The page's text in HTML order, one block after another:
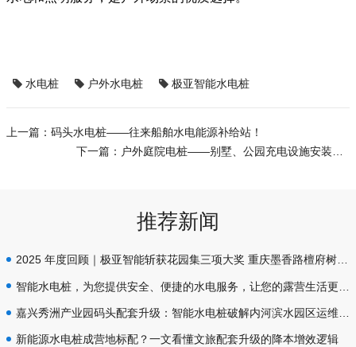
水电桩 户外水电桩 极亚智能水电桩
上一篇： 码头水电桩——往来船舶水电能源补给站！
下一篇：
推荐新闻
2025 年度回顾｜极亚智能斩获花园集三项大奖 重庆墨香路檀府树别墅水电标杆
新能源水电桩成营地标配？一文看懂文旅配套升级的降本增效逻辑